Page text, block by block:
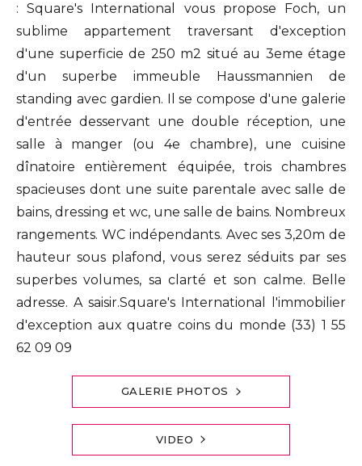
: Square's International vous propose Foch, un
sublime appartement traversant d'exception
d'une superficie de 250 m2 situé au 3eme étage
d'un superbe immeuble Haussmannien de
standing avec gardien. Il se compose d'une galerie
d'entrée desservant une double réception, une
salle à manger (ou 4e chambre), une cuisine
dînatoire entièrement équipée, trois chambres
spacieuses dont une suite parentale avec salle de
bains, dressing et wc, une salle de bains. Nombreux
rangements. WC indépendants. Avec ses 3,20m de
hauteur sous plafond, vous serez séduits par ses
superbes volumes, sa clarté et son calme. Belle
adresse. A saisir.Square's International l'immobilier
d'exception aux quatre coins du monde (33) 1 55
62 09 09
GALERIE PHOTOS
VIDEO